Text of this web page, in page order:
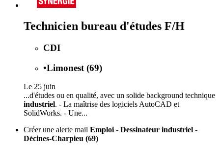
Technicien bureau d'études F/H
CDI
•Limonest (69)
Le 25 juin
...d'études ou en qualité, avec un solide background technique
industriel. - La maîtrise des logiciels AutoCAD et
SolidWorks. - Une...
Créer une alerte mail Emploi - Dessinateur industriel -
Décines-Charpieu (69)